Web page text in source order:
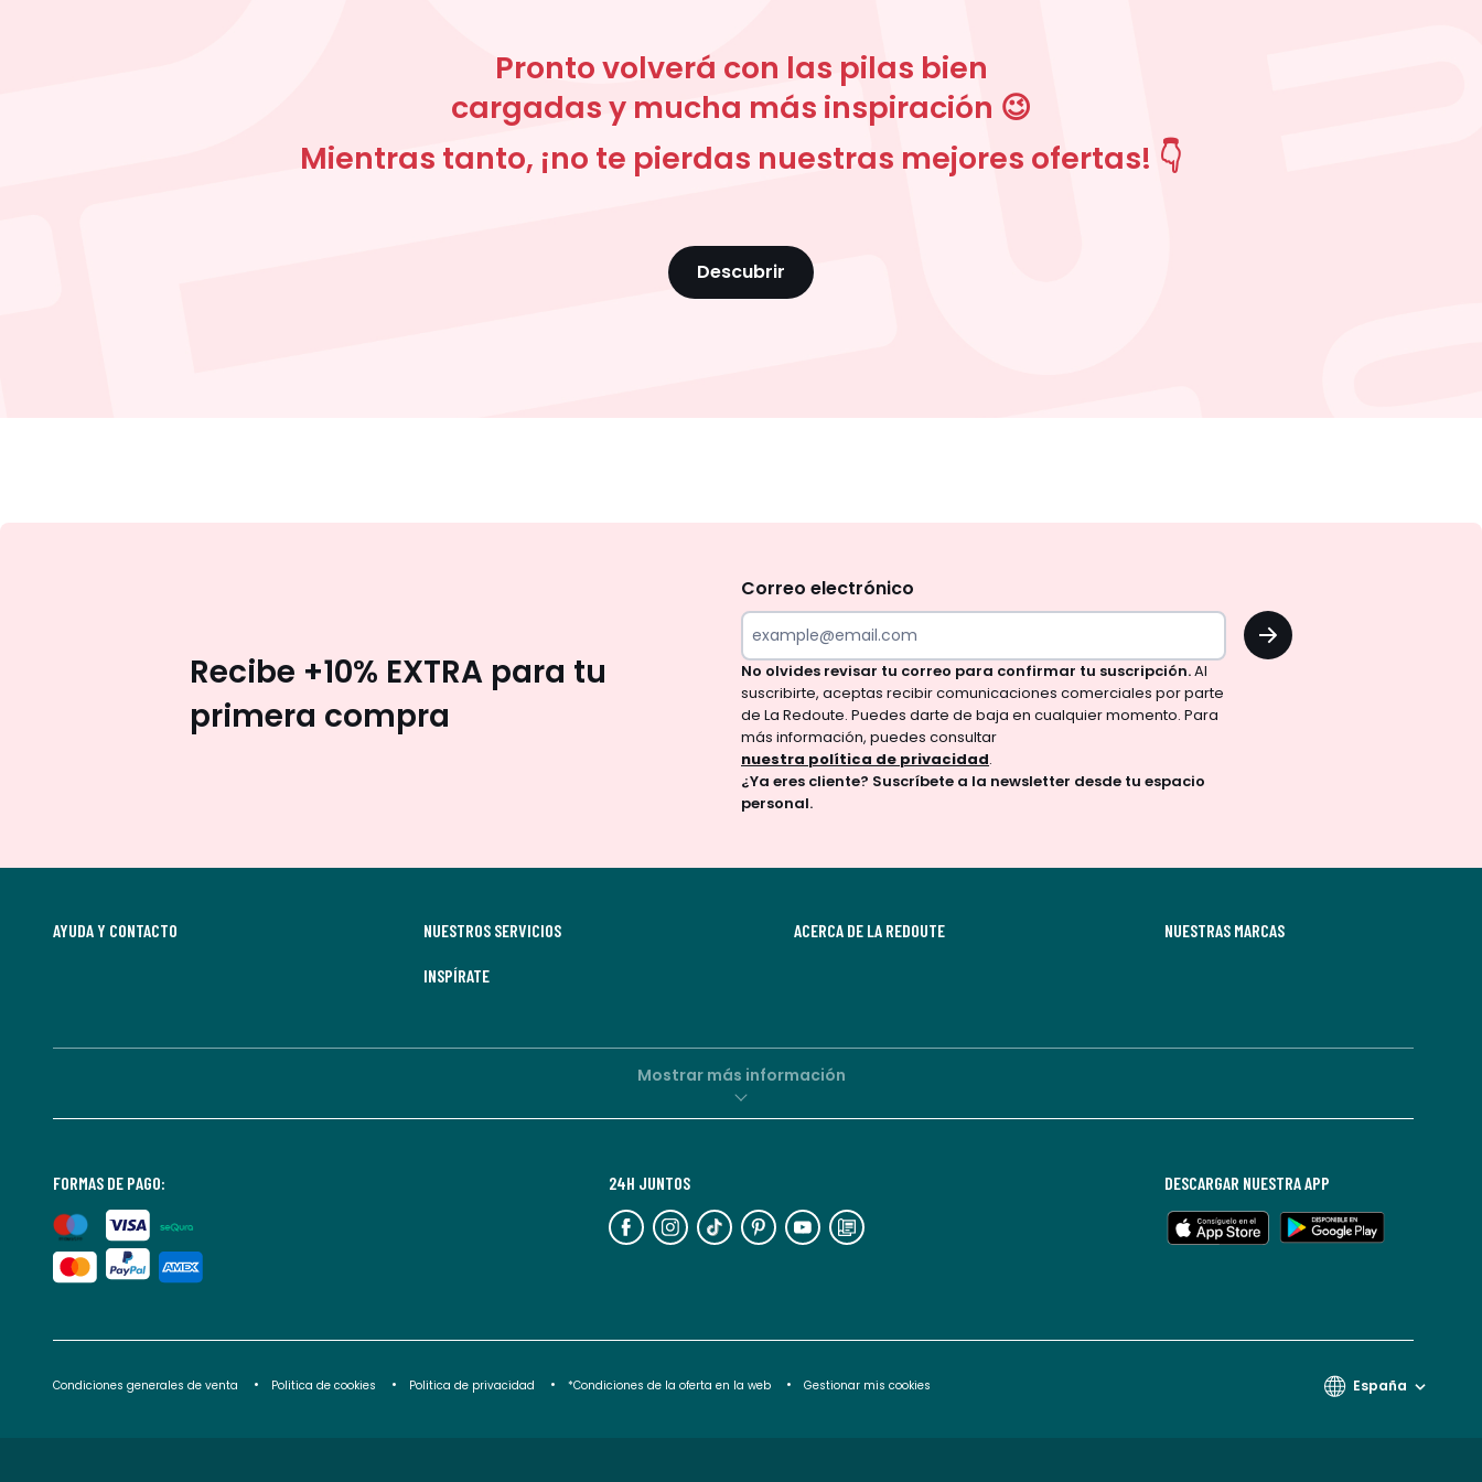
Pronto volverá con las pilas bien
cargadas y mucha más inspiración 😉
Mientras tanto, ¡no te pierdas nuestras mejores ofertas! 👇
Descubrir
olvides
revisar
tu
correo
para
confirmar
tu
suscripción.
Al
aceptas
comunicaciones
parte
de
La
de
baja
momento.
más
Recibe +10% EXTRA para tu
primera compra
Correo electrónico
OK
No olvides revisar tu correo para confirmar tu suscripción.Al
suscribirte, aceptas recibir comunicaciones comerciales por parte
de La Redoute. Puedes darte de baja en cualquier momento. Para
más información, puedes consultar
nuestra política de privacidad.
¿Ya eres cliente? Suscríbete a la newsletter desde tu espacio
personal.
AYUDA Y CONTACTO NUESTROS SERVICIOS
INSPÍRATE
ACERCA DE LA REDOUTE NUESTRAS MARCAS
Mostrar más información
FORMAS DE PAGO: 24H JUNTOS DESCARGAR NUESTRA APP
Condiciones generales de venta Politica de cookies Politica de privacidad *Condiciones de la oferta en la web Gestionar mis cookies España